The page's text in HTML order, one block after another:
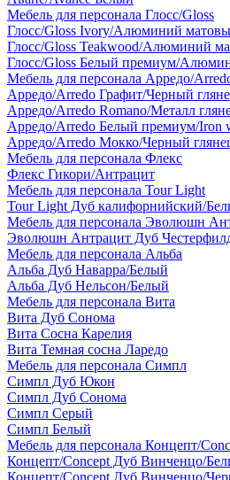
Мебель для персонала Глосс/Gloss
Глосс/Gloss Ivory/Алюминий
Глосс/Gloss Teakwood/Алюминий
Глосс/Gloss Белый премиум/
Мебель для персонала Арредо/
Арредо/Arredo Графит/Черный
Арредо/Arredo Romano/Металл
Арредо/Arredo Белый премиум/Iron
Арредо/Arredo Мокко/Черный
Мебель для персонала Флекс
Флекс Гикори/Антрацит
Мебель для персонала Tour Light
Tour Light Дуб калифорнийский/
Мебель для персонала Эволюшн
Эволюшн Антрацит Дуб
Мебель для персонала Альба
Альба Дуб Наварра/Белый
Альба Дуб Нельсон/Белый
Мебель для персонала Вита
Вита Дуб Сонома
Вита Сосна Карелия
Вита Темная сосна Ларедо
Мебель для персонала Симпл
Симпл Дуб Юкон
Симпл Дуб Сонома
Симпл Серый
Симпл Белый
Мебель для персонала Концепт/
Концепт/Concept Дуб Винченцо/
Концепт/Concept Дуб Винченцо/